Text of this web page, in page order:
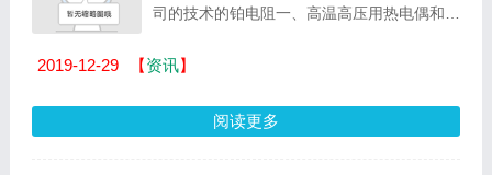
司的技术的铂电阻一、高温高压用热电偶和合
用防水端子箱，符合...
2019-12-29 【资讯】
阅读更多